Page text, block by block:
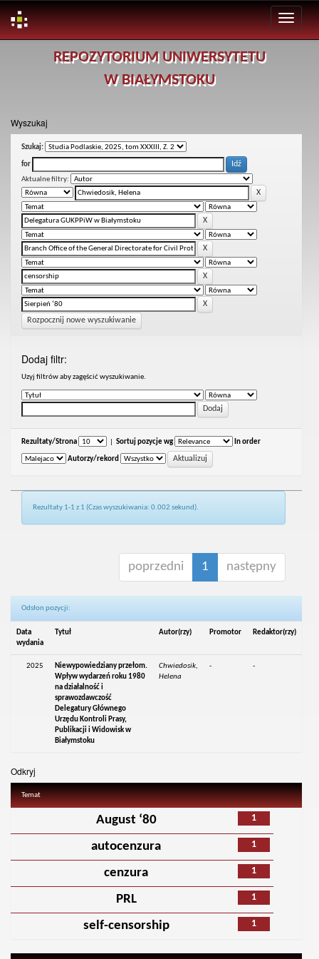
REPOZYTORIUM UNIWERSYTETU
W BIAŁYMSTOKU
Wyszukaj
Szukaj:
for
Aktualne filtry:
Rozpocznij nowe wyszukiwanie
Dodaj filtr:
Uzyj filtrów aby zagęścić wyszukiwanie.
Rezultaty/Strona Sortuj pozycje wg In order
Autorzy/rekord
Rezultaty 1-1 z 1 (Czas wyszukiwania: 0.002 sekund).
poprzedni 1 następny
Odsłon pozycji:
Data
wydania
Tytuł Autor(rzy) Promotor Redaktor(rzy)
2025
Niewypowiedziany przełom.
Wpływ wydarzeń roku 1980
na działalność i
sprawozdawczość
Delegatury Głównego
Urzędu Kontroli Prasy,
Publikacji i Widowisk w
Białymstoku
Chwiedosik,
Helena
- -
Odkryj
Temat
1
August ‘80
1
autocenzura
1
cenzura
1
PRL
1
self-censorship